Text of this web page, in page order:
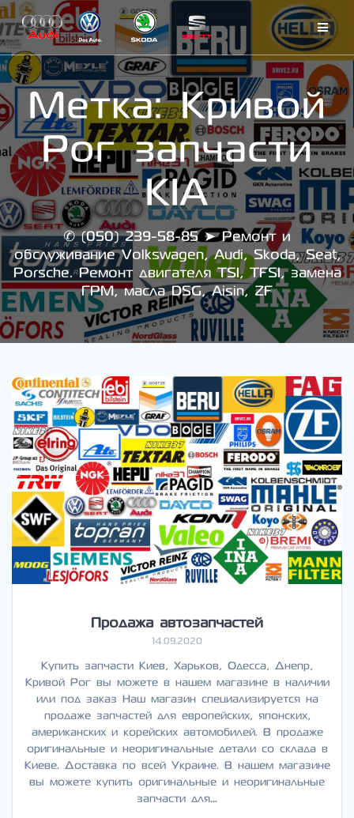
to
content
Метка:Кривой
Рог запчасти
KIA
✆ (050) 239-58-85 ➤ Ремонт и
обслуживание Volkswagen, Audi, Skoda, Seat,
Porsche. Ремонт двигателя TSI, TFSI, замена
ГРМ, масла DSG, Aisin, ZF
Продажа автозапчастей
14.09.2020
Купить запчасти Киев, Харьков, Одесса, Днепр,
Кривой Рог вы можете в нашем магазине в наличии
или под заказ Наш магазин специализируется на
продаже запчастей для европейских, японских,
американских и корейских автомобилей. В продаже
оригинальные и неоригинальные детали со склада в
Киеве. Доставка по всей Украине. В нашем магазине
вы можете купить оригинальные и неоригинальные
запчасти для…